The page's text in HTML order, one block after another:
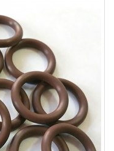
Reglaj
Kaplin
Lastikleri
REG-001